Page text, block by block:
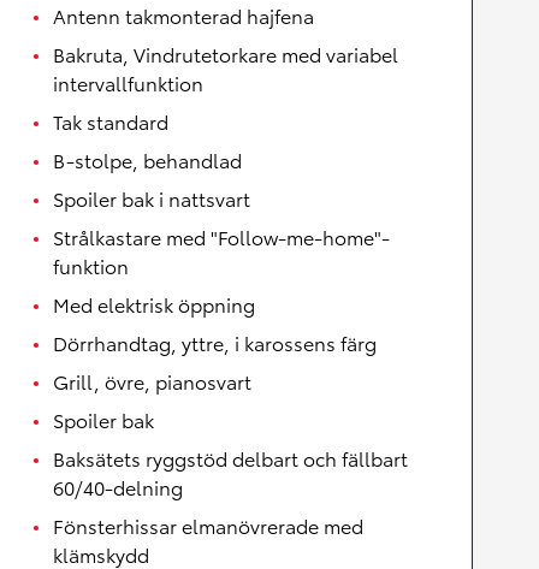
Antenn takmonterad hajfena
Bakruta, Vindrutetorkare med variabel
intervallfunktion
Tak standard
B-stolpe, behandlad
Spoiler bak i nattsvart
Strålkastare med "Follow-me-home"-
funktion
Med elektrisk öppning
Dörrhandtag, yttre, i karossens färg
Grill, övre, pianosvart
Spoiler bak
Baksätets ryggstöd delbart och fällbart
60/40-delning
Fönsterhissar elmanövrerade med
klämskydd